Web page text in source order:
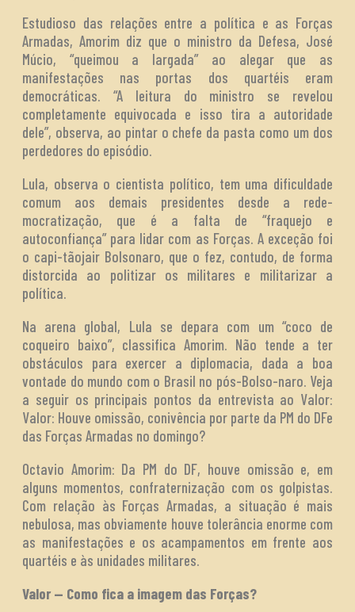
Estudioso das relações entre a política e as Forças
Armadas, Amorim diz que o ministro da Defesa, José
Múcio, “queimou a largada” ao alegar que as
manifestações nas portas dos quartéis eram
democráticas. “A leitura do ministro se revelou
completamente equivocada e isso tira a autoridade
dele”, observa, ao pintar o chefe da pasta como um dos
perdedores do episódio.
Lula, observa o cientista político, tem uma dificuldade
comum aos demais presidentes desde a rede-
mocratização, que é a falta de “fraquejo e
autoconfiança” para lidar com as Forças. A exceção foi
o capi-tãojair Bolsonaro, que o fez, contudo, de forma
distorcida ao politizar os militares e militarizar a
política.
Na arena global, Lula se depara com um “coco de
coqueiro baixo”, classifica Amorim. Não tende a ter
obstáculos para exercer a diplomacia, dada a boa
vontade do mundo com o Brasil no pós-Bolso-naro. Veja
a seguir os principais pontos da entrevista ao Valor:
Valor: Houve omissão, conivência por parte da PM do DFe
das Forças Armadas no domingo?
Octavio Amorim: Da PM do DF, houve omissão e, em
alguns momentos, confraternização com os golpistas.
Com relação às Forças Armadas, a situação é mais
nebulosa, mas obviamente houve tolerância enorme com
as manifestações e os acampamentos em frente aos
quartéis e às unidades militares.
Valor — Como fica a imagem das Forças?